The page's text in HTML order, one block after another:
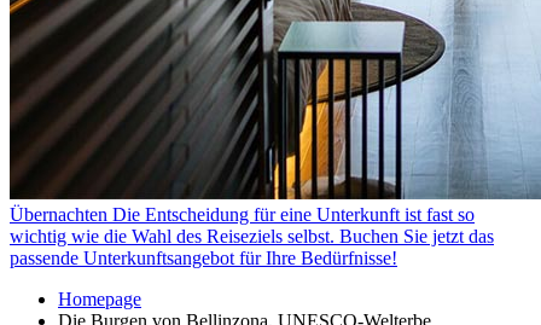
Übernachten Die Entscheidung für eine Unterkunft ist fast so
wichtig wie die Wahl des Reiseziels selbst. Buchen Sie jetzt das
passende Unterkunftsangebot für Ihre Bedürfnisse!
Homepage
Die Burgen von Bellinzona, UNESCO-Welterbe